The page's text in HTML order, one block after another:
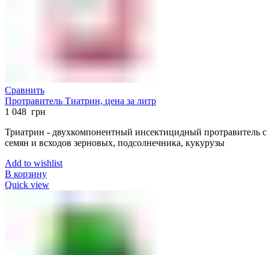
Сравнить
Протравитель Тиатрин, цена за литр
1 048 грн
Триатрин - двухкомпонентный инсектицидный
семян и всходов зерновых, подсолнечника, кукурузы
Add to wishlist
В корзину
Quick view